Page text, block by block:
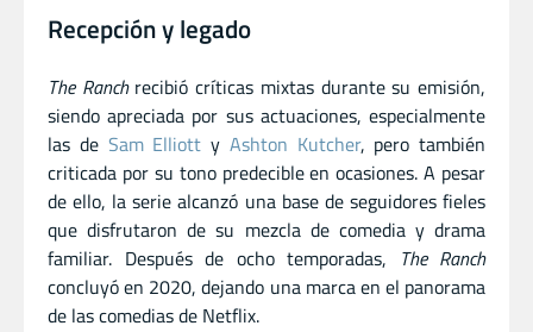
Recepción y legado
The Ranchrecibió críticas mixtas durante su emisión,
siendo apreciada por sus actuaciones, especialmente
las de Sam Elliott y Ashton Kutcher, pero también
criticada por su tono predecible en ocasiones. A pesar
de ello, la serie alcanzó una base de seguidores fieles
que disfrutaron de su mezcla de comedia y drama
familiar. Después de ocho temporadas, The Ranch
concluyó en 2020, dejando una marca en el panorama
de las comedias de Netflix.